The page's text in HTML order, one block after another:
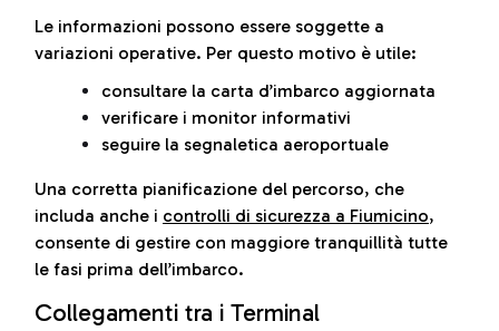
Le informazioni possono essere soggette a
variazioni operative. Per questo motivo è utile:
consultare la carta d’imbarco aggiornata
verificare i monitor informativi
seguire la segnaletica aeroportuale
Una corretta pianificazione del percorso, che
includa anche i controlli di sicurezza a Fiumicino,
consente di gestire con maggiore tranquillità tutte
le fasi prima dell’imbarco.
Collegamenti tra i Terminal